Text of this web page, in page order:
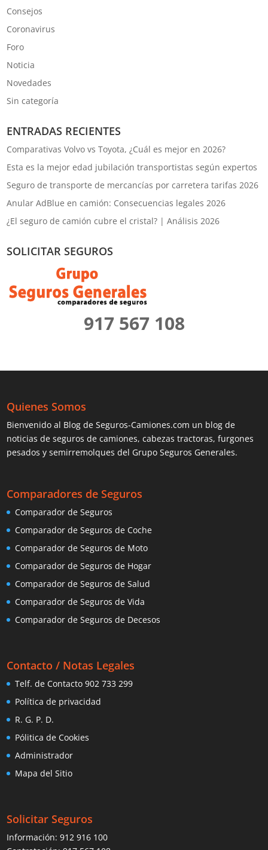
Consejos
Coronavirus
Foro
Noticia
Novedades
Sin categoría
ENTRADAS RECIENTES
Comparativas Volvo vs Toyota, ¿Cuál es mejor en 2026?
Esta es la mejor edad jubilación transportistas según expertos
Seguro de transporte de mercancías por carretera tarifas 2026
Anular AdBlue en camión: Consecuencias legales 2026
¿El seguro de camión cubre el cristal? | Análisis 2026
SOLICITAR SEGUROS
917 567 108
Quienes Somos
Bienvenido al Blog de Seguros-Camiones.com un blog de
noticias de seguros de camiones, cabezas tractoras, furgones
pesados y semirremolques del Grupo Seguros Generales.
Comparadores de Seguros
Comparador de Seguros
Comparador de Seguros de Coche
Comparador de Seguros de Moto
Comparador de Seguros de Hogar
Comparador de Seguros de Salud
Comparador de Seguros de Vida
Comparador de Seguros de Decesos
Contacto / Notas Legales
Telf. de Contacto 902 733 299
Política de privacidad
R. G. P. D.
Pólitica de Cookies
Administrador
Mapa del Sitio
Solicitar Seguros
Información:912 916 100